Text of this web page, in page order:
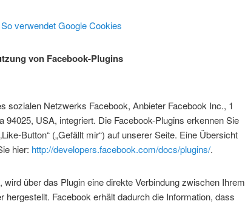
So verwendet Google Cookies
von Facebook-Plugins
sozialen Netzwerks Facebook, Anbieter Facebook Inc., 1
94025, USA, integriert. Die Facebook-Plugins erkennen Sie
Button“ („Gefällt mir“) auf unserer Seite. Eine Übersicht
hier: http://developers.facebook.com/docs/plugins/.
über das Plugin eine direkte Verbindung zwischen Ihrem
hergestellt. Facebook erhält dadurch die Information, dass